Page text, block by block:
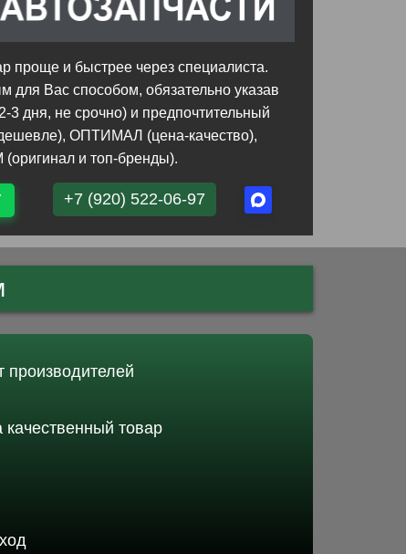
проще и быстрее через специалиста.
для Вас способом, обязательно указав
3 дня, не срочно) и предпочтительный
ОПТИМАЛ (цена-качество),
и топ-бренды).
+7 (920) 522-06-97
производителей
товар